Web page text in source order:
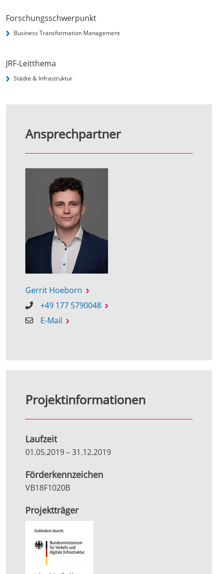
Forschungsschwerpunkt
Business Transformation Management
JRF-Leitthema
Städte & Infrastruktur
Ansprechpartner
Gerrit Hoeborn
+49 177 5790048
E-Mail
Projektinformationen
Laufzeit
01.05.2019–31.12.2019
Förderkennzeichen
VB18F1020B
Projektträger